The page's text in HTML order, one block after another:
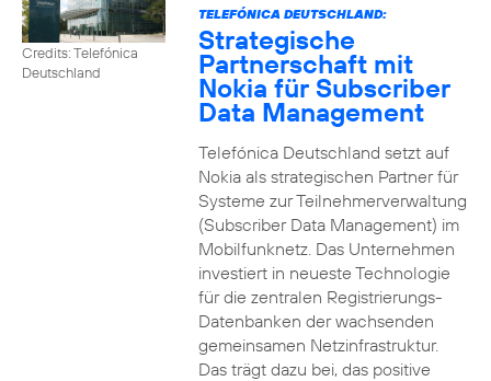
Credits: Telefónica
Deutschland
TELEFÓNICA DEUTSCHLAND:
Strategische
Partnerschaft mit
Nokia für Subscriber
Data Management
Telefónica Deutschland setzt auf
Nokia als strategischen Partner für
Systeme zur Teilnehmerverwaltung
(Subscriber Data Management) im
Mobilfunknetz. Das Unternehmen
investiert in neueste Technologie
für die zentralen Registrierungs-
Datenbanken der wachsenden
gemeinsamen Netzinfrastruktur.
Das trägt dazu bei, das positive